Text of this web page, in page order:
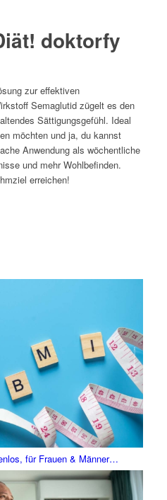
doktorfy
zur effektiven
Semaglutid zügelt es den
Sättigungsgefühl. Ideal
möchten und ja, du kannst
Anwendung als wöchentliche
und mehr Wohlbefinden.
erreichen!
für Frauen & Männer…